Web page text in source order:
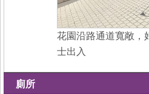
花園沿路通道寬敞，
士出入
廁所